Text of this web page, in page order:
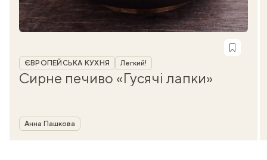
Рубрика
ЄВРОПЕЙСЬКА КУХНЯ Легкий!
Сирне печиво «Гусячі лапки»
Автор
Анна Пашкова